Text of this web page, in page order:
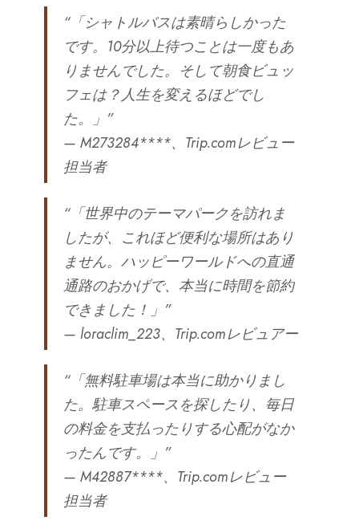
“「シャトルバスは素晴らしかった
です。10分以上待つことは一度もあ
りませんでした。そして朝食ビュッ
フェは？人生を変えるほどでし
た。」”
— M273284****、Trip.comレビュー
担当者
“「世界中のテーマパークを訪れま
したが、これほど便利な場所はあり
ません。ハッピーワールドへの直通
通路のおかげで、本当に時間を節約
できました！」”
— loraclim_223、Trip.comレビュアー
“「無料駐車場は本当に助かりまし
た。駐車スペースを探したり、毎日
の料金を支払ったりする心配がなか
ったんです。」”
— M42887****、Trip.comレビュー
担当者